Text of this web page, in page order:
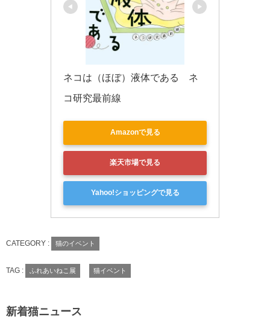
ネコは（ほぼ）液体である　ネ
コ研究最前線
Amazonで見る
楽天市場で見る
Yahoo!ショッピングで見る
CATEGORY : 猫のイベント
TAG : ふれあいねこ展 猫イベント
新着猫ニュース